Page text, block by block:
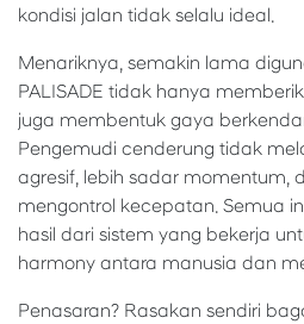
kondisi jalan tidak selalu ideal.
Menariknya, semakin lama
PALISADE tidak hanya
juga membentuk gaya
Pengemudi cenderung tidak
agresif, lebih sadar momentum,
mengontrol kecepatan. Semua
hasil dari sistem yang bekerja
harmony antara manusia dan
Penasaran? Rasakan sendiri